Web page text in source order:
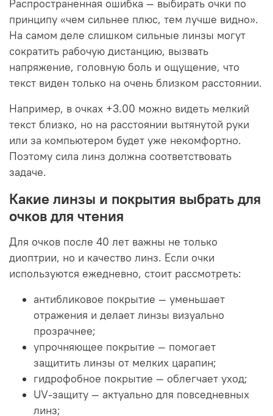
Распространенная ошибка — выбирать очки по
принципу «чем сильнее плюс, тем лучше видно».
На самом деле слишком сильные линзы могут
сократить рабочую дистанцию, вызвать
напряжение, головную боль и ощущение, что
текст виден только на очень близком расстоянии.
Например, в очках +3.00 можно видеть мелкий
текст близко, но на расстоянии вытянутой руки
или за компьютером будет уже некомфортно.
Поэтому сила линз должна соответствовать
задаче.
Какие линзы и покрытия выбрать для
очков для чтения
Для очков после 40 лет важны не только
диоптрии, но и качество линз. Если очки
используются ежедневно, стоит рассмотреть:
антибликовое покрытие — уменьшает
отражения и делает линзы визуально
прозрачнее;
упрочняющее покрытие — помогает
защитить линзы от мелких царапин;
гидрофобное покрытие — облегчает уход;
UV-защиту — актуально для повседневных
линз;